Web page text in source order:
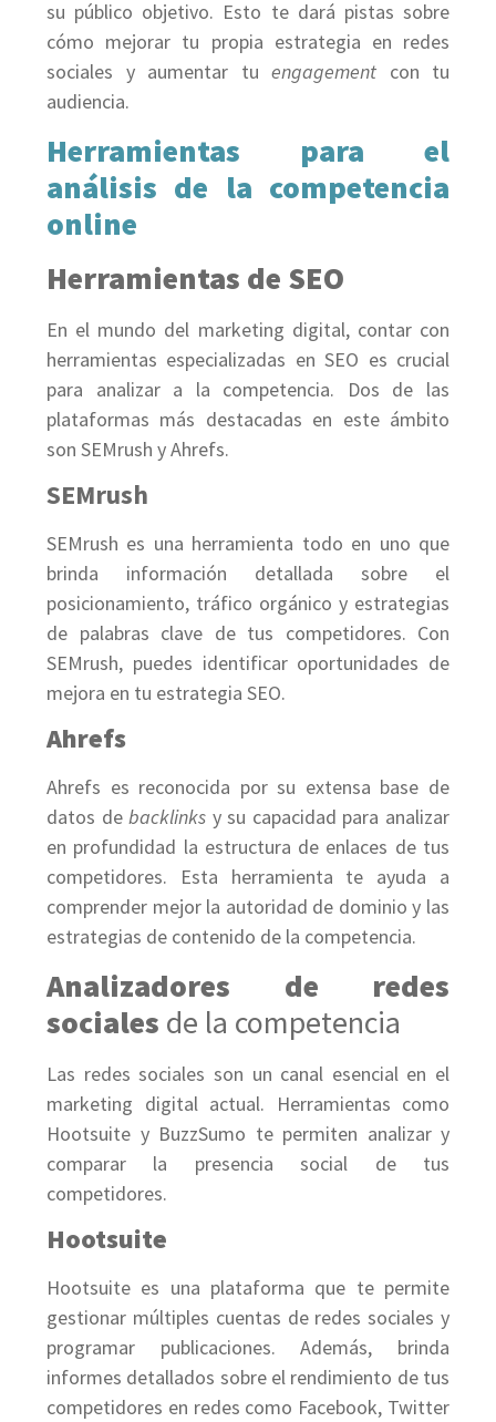
su público objetivo. Esto te dará pistas sobre
cómo mejorar tu propia estrategia en redes
sociales y aumentar tu engagement con tu
audiencia.
Herramientas para el
análisis de la competencia
online
Herramientas de SEO
En el mundo del marketing digital, contar con
herramientas especializadas en SEO es crucial
para analizar a la competencia. Dos de las
plataformas más destacadas en este ámbito
son SEMrush y Ahrefs.
SEMrush
SEMrush es una herramienta todo en uno que
brinda información detallada sobre el
posicionamiento, tráfico orgánico y estrategias
de palabras clave de tus competidores. Con
SEMrush, puedes identificar oportunidades de
mejora en tu estrategia SEO.
Ahrefs
Ahrefs es reconocida por su extensa base de
datos debacklinks y su capacidad para analizar
en profundidad la estructura de enlaces de tus
competidores. Esta herramienta te ayuda a
comprender mejor la autoridad de dominio y las
estrategias de contenido de la competencia.
Analizadores de redes
sociales de la competencia
Las redes sociales son un canal esencial en el
marketing digital actual. Herramientas como
Hootsuite y BuzzSumo te permiten analizar y
comparar la presencia social de tus
competidores.
Hootsuite
Hootsuite es una plataforma que te permite
gestionar múltiples cuentas de redes sociales y
programar publicaciones. Además, brinda
informes detallados sobre el rendimiento de tus
competidores en redes como Facebook, Twitter